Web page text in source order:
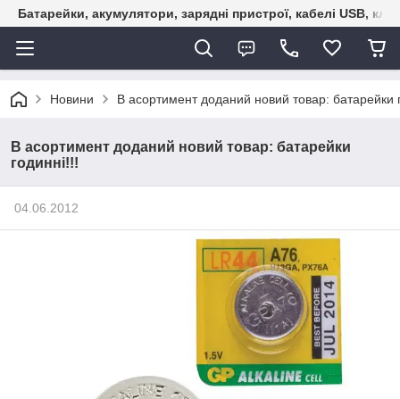
Батарейки, акумулятори, зарядні пристрої, кабелі USB,
Новини В асортимент доданий новий товар: батарейки
В асортимент доданий новий товар: батарейки
годинні!!!
04.06.2012